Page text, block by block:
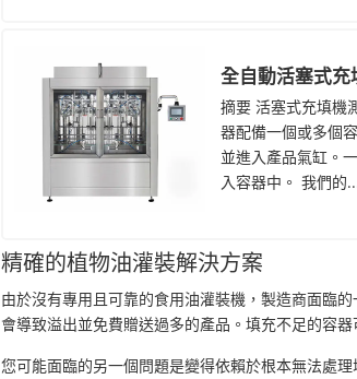
全自動活塞式充
摘要 活塞式充填機
器配備一個或多個
並進入產品氣缸。
入容器中。 我們的
精確的植物油灌裝解決方案
由於沒有專用且可靠的食用油灌裝機，製造商面臨
會導致溢出並免費贈送過多的產品。填充不足的容
您可能面臨的另一個問題是變得依賴於根本無法處